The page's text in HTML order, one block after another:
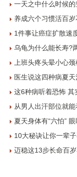
一天之中什么时候
养成六个习惯活百
1件事让癌症扩散速
乌龟为什么能长寿?
上班头疼头晕小心
医生说这四种病夏
这6种病听着恐怖 其
从男人出汗部位就
夏天身体有“六怕”
10大秘诀让你一辈
迈稳这13步长命百